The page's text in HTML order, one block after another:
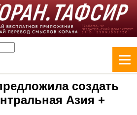
создать
Азия +